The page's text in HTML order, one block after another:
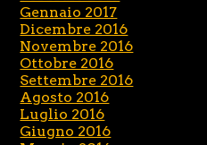
Gennaio 2017
Dicembre 2016
Novembre 2016
Ottobre 2016
Settembre 2016
Agosto 2016
Luglio 2016
Giugno 2016